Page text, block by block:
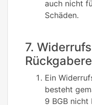
auch nicht
Schäden.
7.
Ein
besteht
9 BGB